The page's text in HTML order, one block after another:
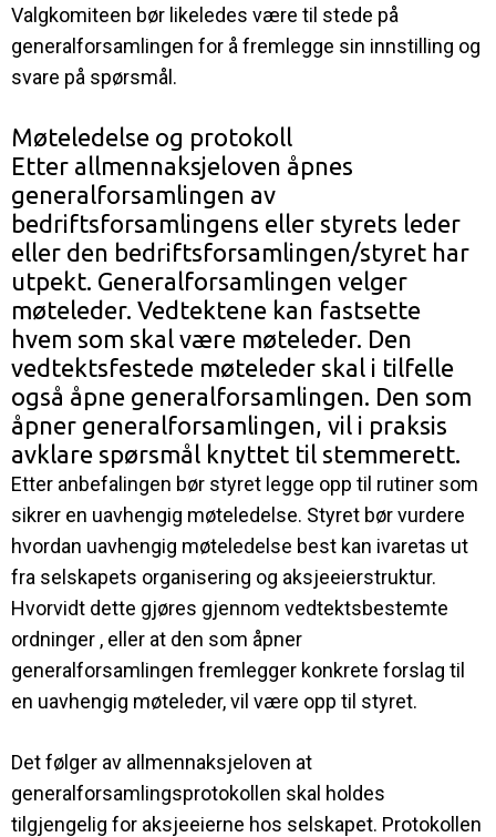
Valgkomiteen bør likeledes være til stede på
generalforsamlingen for å fremlegge sin innstilling og
svare på spørsmål.
Møteledelse og protokoll
Etter allmennaksjeloven åpnes
generalforsamlingen av
bedriftsforsamlingens eller styrets leder
eller den bedriftsforsamlingen/styret har
utpekt. Generalforsamlingen velger
møteleder. Vedtektene kan fastsette
hvem som skal være møteleder. Den
vedtektsfestede møteleder skal i tilfelle
også åpne generalforsamlingen. Den som
åpner generalforsamlingen, vil i praksis
avklare spørsmål knyttet til stemmerett.
Etter anbefalingen bør styret legge opp til rutiner som
sikrer en uavhengig møteledelse. Styret bør vurdere
hvordan uavhengig møteledelse best kan ivaretas ut
fra selskapets organisering og aksjeeierstruktur.
Hvorvidt dette gjøres gjennom vedtektsbestemte
ordninger , eller at den som åpner
generalforsamlingen fremlegger konkrete forslag til
en uavhengig møteleder, vil være opp til styret.
Det følger av allmennaksjeloven at
generalforsamlingsprotokollen skal holdes
tilgjengelig for aksjeeierne hos selskapet. Protokollen